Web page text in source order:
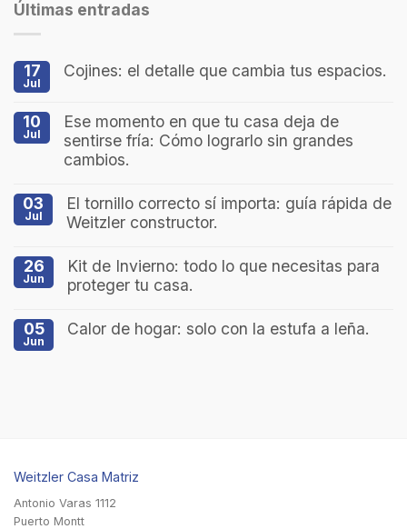
Últimas entradas
17
Jul
Cojines: el detalle que cambia tus espacios.
10
Jul
Ese momento en que tu casa deja de
sentirse fría: Cómo lograrlo sin grandes
cambios.
03
Jul
El tornillo correcto sí importa: guía rápida de
Weitzler constructor.
26
Jun
Kit de Invierno: todo lo que necesitas para
proteger tu casa.
05
Jun
Calor de hogar: solo con la estufa a leña.
Weitzler Casa Matriz
Antonio Varas 1112
Puerto Montt